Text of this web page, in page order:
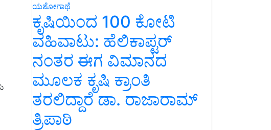
ಯಶೋಗಾಥೆ
ಕೃಷಿಯಿಂದ 100 ಕೋಟಿ
ವಹಿವಾಟು: ಹೆಲಿಕಾಪ್ಟರ್
ನಂತರ ಈಗ ವಿಮಾನದ
ಮೂಲಕ ಕೃಷಿ ಕ್ರಾಂತಿ
ತರಲಿದ್ದಾರೆ ಡಾ. ರಾಜಾರಾಮ್
ತ್ರಿಪಾಠಿ